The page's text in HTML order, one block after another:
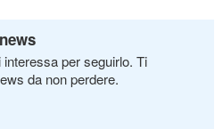
per seguirlo. Ti
da non perdere.